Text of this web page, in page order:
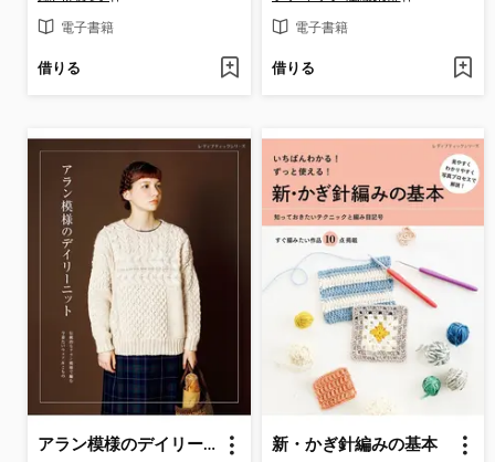
電子書籍
借りる
電子書籍
借りる
アラン模様のデイリーニット 新・かぎ針編みの基本